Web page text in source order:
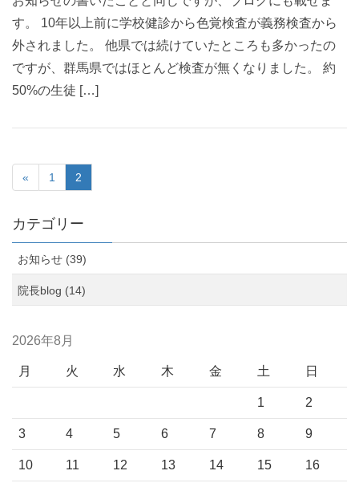
す。 10年以上前に学校健診から色覚検査が義務検査から
外されました。 他県では続けていたところも多かったの
ですが、群馬県ではほとんど検査が無くなりました。 約
50%の生徒 […]
« 1 2
カテゴリー
お知らせ (39)
院長blog (14)
2026年8月
月 火 水 木 金 土 日
1 2
3 4 5 6 7 8 9
10 11 12 13 14 15 16